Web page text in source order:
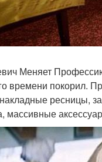
Меняет
времени покорил.
ресницы,
массивные